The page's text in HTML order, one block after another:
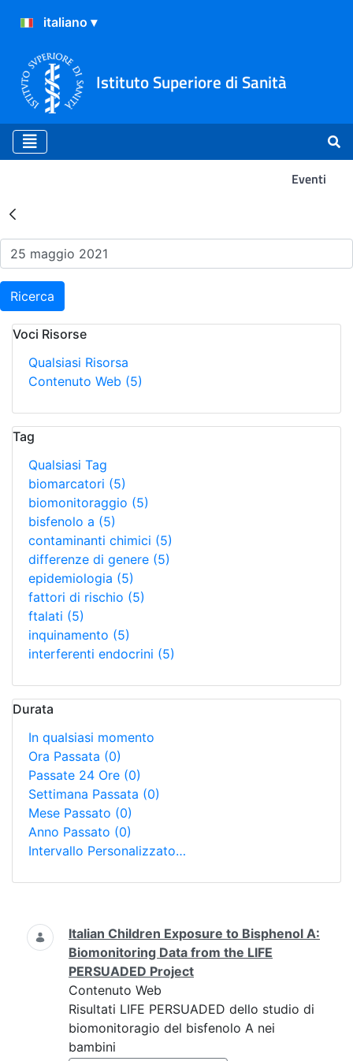
Istituto Superiore di Sanità
Eventi
Risultati della Ricerca -
Ricerca
Voci Risorse
Qualsiasi Risorsa
Contenuto Web (5)
Tag
Qualsiasi Tag
biomarcatori (5)
biomonitoraggio (5)
bisfenolo a (5)
contaminanti chimici (5)
differenze di genere (5)
epidemiologia (5)
fattori di rischio (5)
ftalati (5)
inquinamento (5)
interferenti endocrini (5)
Durata
In qualsiasi momento
Ora Passata (0)
Passate 24 Ore (0)
Settimana Passata (0)
Mese Passato (0)
Anno Passato (0)
Intervallo Personalizzato…
Ricerca
Italian Children Exposure to Bisphenol A:
Biomonitoring Data from the LIFE
PERSUADED Project
Contenuto Web
Risultati LIFE PERSUADED dello studio di
biomonitoragio del bisfenolo A nei
bambini